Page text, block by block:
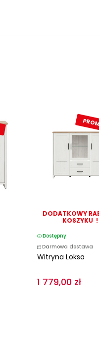
DODATKOWY
KOSZYKU !
Dostępny
Darmowa dostawa
Witryna Loksa
1 779,00 zł